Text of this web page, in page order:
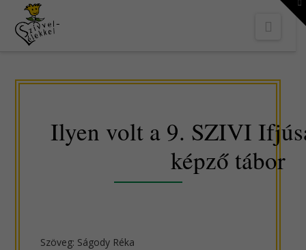
Ilyen volt a 9. SZIVI
képző tábor
Szöveg: Ságody Réka